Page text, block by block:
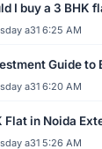
I buy a 3 BHK
a31 6:25 AM
Guide to
a31 6:20 AM
Flat in Noida
a31 5:26 AM